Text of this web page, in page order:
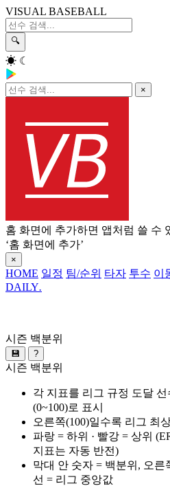
VISUAL BASEBALL
🔍
☀ ☾
×
홈 화면에 추가하면 앱처럼 쓸 수
‘홈 화면에 추가’
×
HOME 일정 팀/순위 타자 투수 이
DAILY.
시즌 백분위
💾 ?
시즌 백분위
각 지표를 리그 규정 도달
(0~100)로 표시
오른쪽(100)일수록 리그 최
파랑 = 하위 · 빨강 = 상위
지표는 자동 반전)
막대 안 숫자 = 백분위, 오른
선 = 리그 중앙값